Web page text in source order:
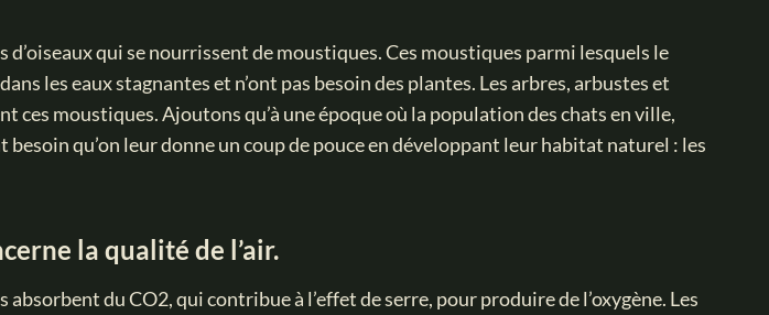
qui se nourrissent de moustiques. Ces moustiques parmi lesquels le
les eaux stagnantes et n’ont pas besoin des plantes. Les arbres, arbustes et
moustiques. Ajoutons qu’à une époque où la population des chats en ville,
besoin qu’on leur donne un coup de pouce en développant leur habitat naturel : les
la qualité de l’air.
du CO2, qui contribue à l’effet de serre, pour produire de l’oxygène. Les